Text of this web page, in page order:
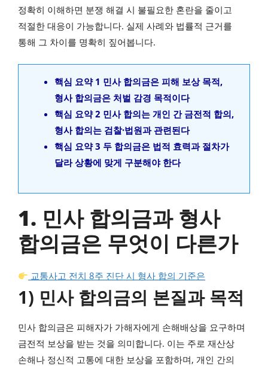
정확히 이해하면 분쟁 해결 시 불필요한 혼란을 줄이고
적절한 대응이 가능합니다. 실제 사례와 법률적 근거를
통해 그 차이를 명확히 짚어봅니다.
핵심 요약 1 민사 합의금은 피해 보상 목적,
형사 합의금은 처벌 감경 목적이다
핵심 요약 2 민사 합의는 개인 간 금전적 합의,
형사 합의는 검찰·법원과 관련된다
핵심 요약 3 두 합의금은 법적 효력과 절차가
달라 상황에 맞게 구분해야 한다
1. 민사 합의금과 형사
합의금은 무엇이 다른가
교통사고 전치 8주 진단 시 형사 합의 기준은
1) 민사 합의금의 본질과 목적
민사 합의금은 피해자가 가해자에게 손해배상을 요구하며
금전적 보상을 받는 것을 의미합니다. 이는 주로 재산상
손해나 정신적 고통에 대한 보상을 포함하며, 개인 간의